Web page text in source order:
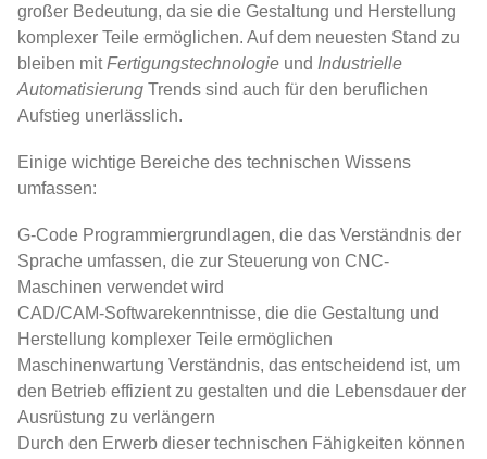
großer Bedeutung, da sie die Gestaltung und Herstellung
komplexer Teile ermöglichen. Auf dem neuesten Stand zu
bleiben mitFertigungstechnologie und Industrielle
Automatisierung Trends sind auch für den beruflichen
Aufstieg unerlässlich.
Einige wichtige Bereiche des technischen Wissens
umfassen:
G-Code Programmiergrundlagen, die das Verständnis der
Sprache umfassen, die zur Steuerung von CNC-
Maschinen verwendet wird
CAD/CAM-Softwarekenntnisse, die die Gestaltung und
Herstellung komplexer Teile ermöglichen
Maschinenwartung Verständnis, das entscheidend ist, um
den Betrieb effizient zu gestalten und die Lebensdauer der
Ausrüstung zu verlängern
Durch den Erwerb dieser technischen Fähigkeiten können